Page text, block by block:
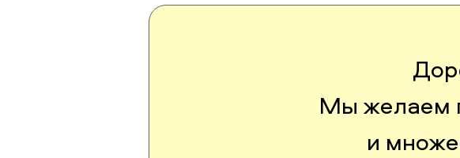
Мы желаем
и